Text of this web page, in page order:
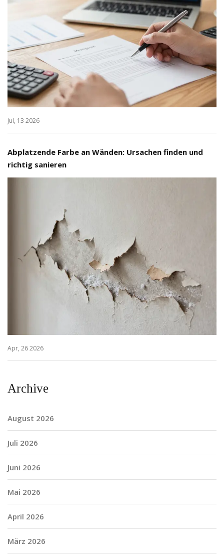
Jul, 13 2026
Abplatzende Farbe an Wänden: Ursachen finden und
richtig sanieren
Apr, 26 2026
Archive
August 2026
Juli 2026
Juni 2026
Mai 2026
April 2026
März 2026